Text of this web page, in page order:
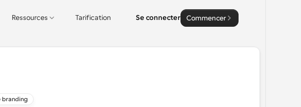
Ressources Tarification Se connecter Commencer
branding